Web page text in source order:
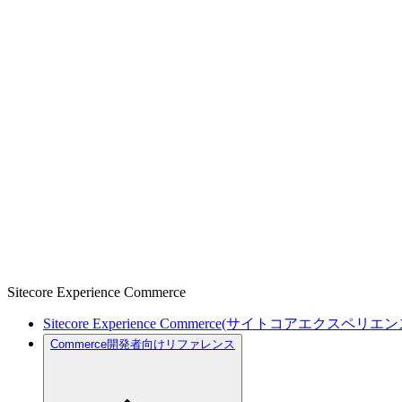
Sitecore Experience Commerce
Sitecore Experience Commerce(サイトコアエクスペリエ
Commerce開発者向けリファレンス